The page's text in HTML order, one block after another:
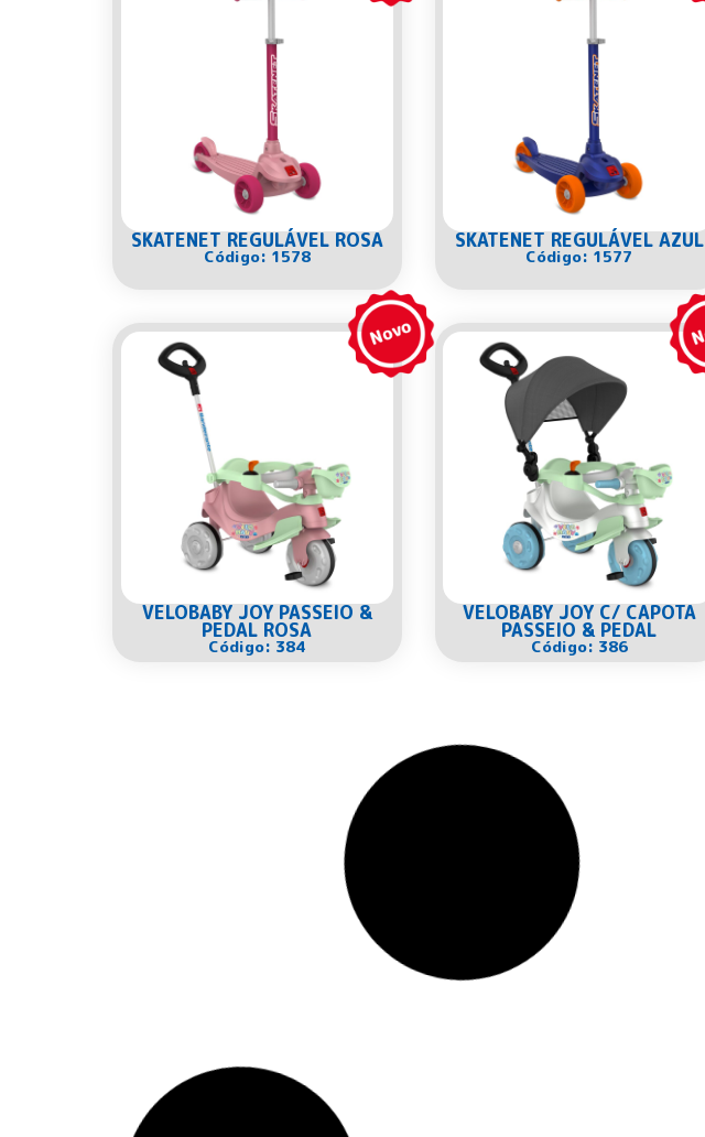
SKATENET REGULÁVEL ROSA
Código: 1578
SKATENET REGULÁVEL AZUL
Código: 1577
VELOBABY JOY PASSEIO &
PEDAL ROSA
Código: 384
VELOBABY JOY C/ CAPOTA
PASSEIO & PEDAL
Código: 386
BABY BIKE EQUILÍBRIO
MOTINHA ROSA
Código: 1133